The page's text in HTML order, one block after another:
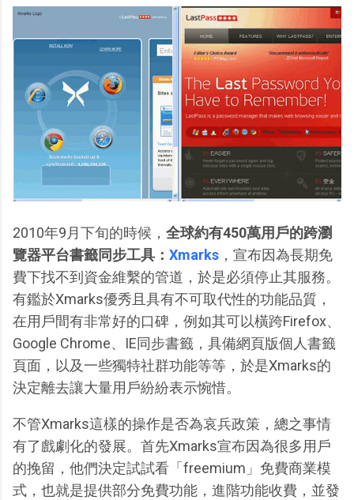
2010年9月下旬的時候， 全球約有450萬用戶的跨瀏
覽器平台書籤同步工具： Xmarks ，宣布因為長期免
費下找不到資金維繫的管道，於是必須停止其服務。
有鑑於Xmarks優秀且具有不可取代性的功能品質，
在用戶間有非常好的口碑，例如其可以橫跨Firefox、
Google Chrome、IE同步書籤，具備網頁版個人書籤
頁面，以及一些獨特社群功能等等，於是Xmarks的
決定離去讓大量用戶紛紛表示惋惜。
不管Xmarks這樣的操作是否為哀兵政策，總之事情
有了戲劇化的發展。首先Xmarks宣布因為很多用戶
的挽留，他們決定試試看「freemium」免費商業模
式，也就是提供部分免費功能，進階功能收費，並發